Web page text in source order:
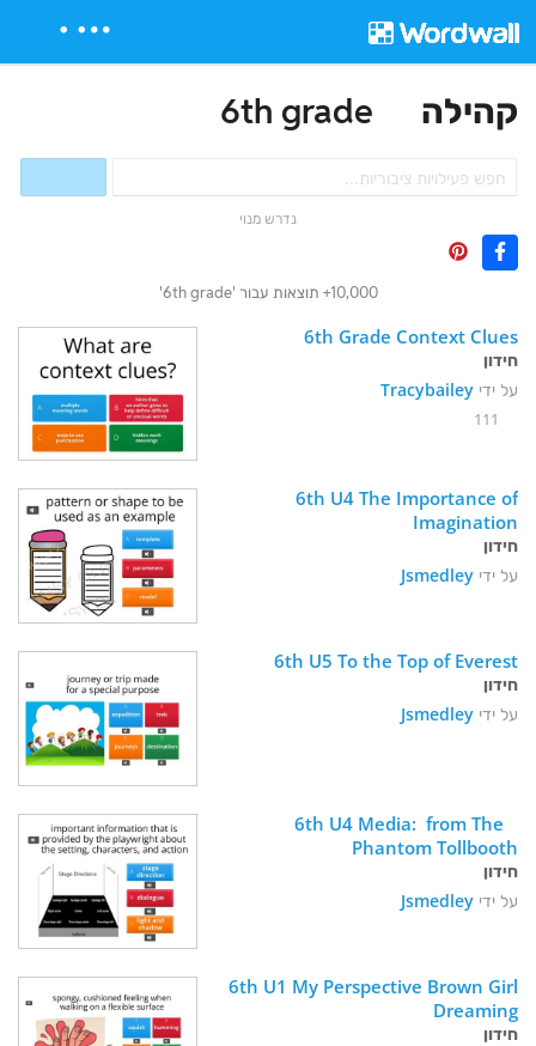
קהילה 6th grade
נדרש מנוי
10,000+ תוצאות עבור '6th grade'
6th Grade Context Clues
חידון
על ידי Tracybailey
Imagination
חידון
על ידי Jsmedley
6th U5 To the Top of Everest
חידון
על ידי Jsmedley
Phantom Tollbooth
חידון
על ידי Jsmedley
Dreaming
חידון